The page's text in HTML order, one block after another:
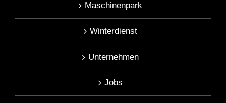
Maschinenpark
Winterdienst
Unternehmen
Jobs